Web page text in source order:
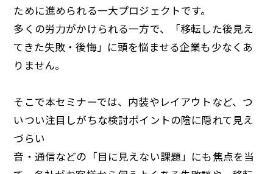
ために進められる一大プロジェクトです。
多くの労力がかけられる一方で、「移転した後見え
てきた失敗・後悔」に頭を悩ませる企業も少なくあ
りません。
そこで本セミナーでは、内装やレイアウトなど、つ
いつい注目しがちな検討ポイントの陰に隠れて見え
づらい
音・通信などの「目に見えない課題」にも焦点を当